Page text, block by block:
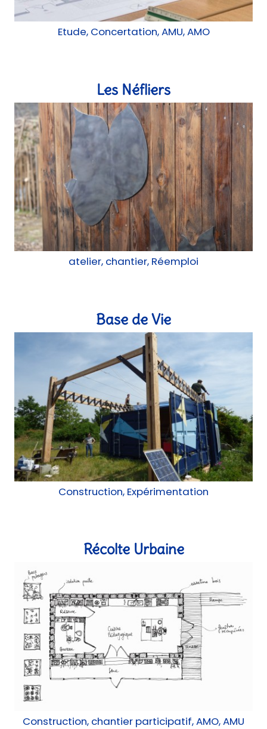
Etude, Concertation, AMU, AMO
Les Néfliers
atelier, chantier, Réemploi
Base de Vie
Construction, Expérimentation
Récolte Urbaine
Construction, chantier participatif, AMO, AMU